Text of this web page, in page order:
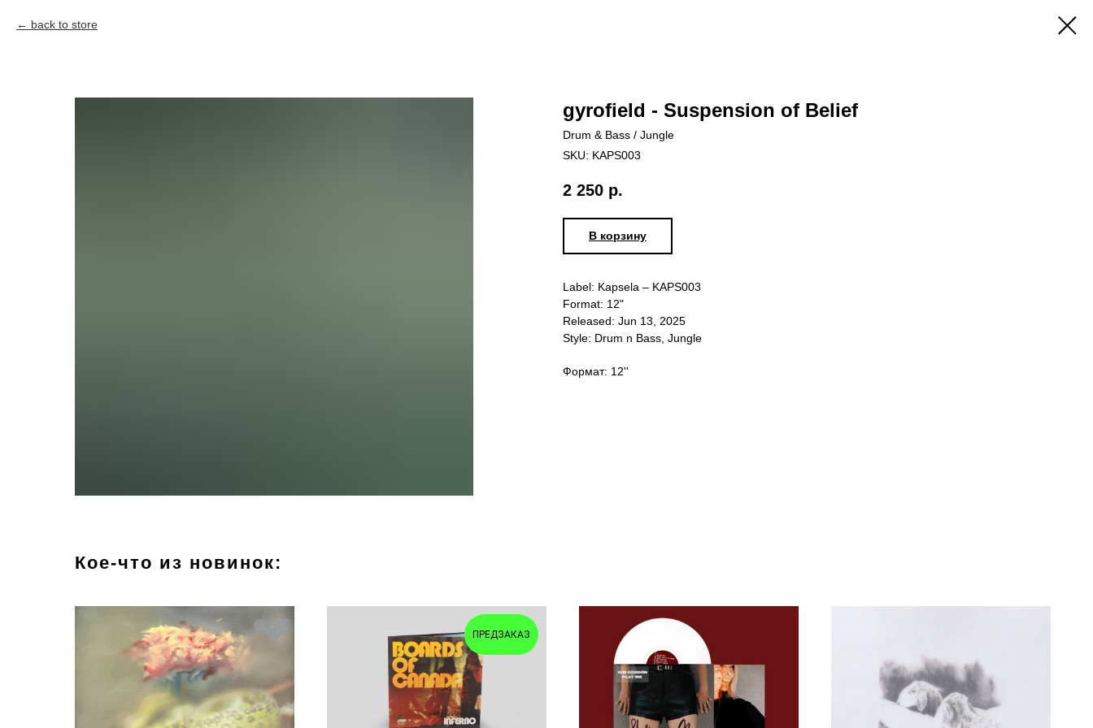
back to store
gyrofield - Suspension of Belief
Drum & Bass / Jungle
SKU: KAPS003
2 250 р.
В корзину
Label: Kapsela – KAPS003
Format: 12"
Released: Jun 13, 2025
Style: Drum n Bass, Jungle
Формат: 12''
Кое-что из новинок:
ПРЕДЗАКАЗ